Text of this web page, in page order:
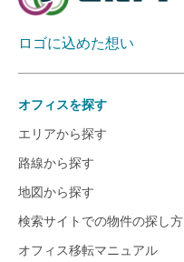
ロゴに込めた想い
オフィスを探す
エリアから探す
路線から探す
地図から探す
検索サイトでの物件の探し方
オフィス移転マニュアル